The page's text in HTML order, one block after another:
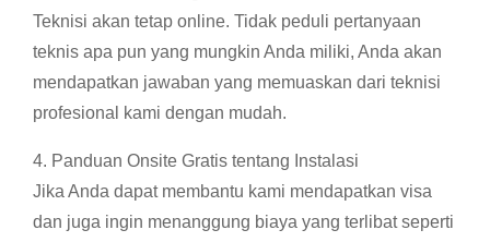
Teknisi akan tetap online. Tidak peduli pertanyaan
teknis apa pun yang mungkin Anda miliki, Anda akan
mendapatkan jawaban yang memuaskan dari teknisi
profesional kami dengan mudah.
4. Panduan Onsite Gratis tentang Instalasi
Jika Anda dapat membantu kami mendapatkan visa
dan juga ingin menanggung biaya yang terlibat seperti